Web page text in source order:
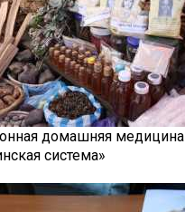
домашняя медицина
система»